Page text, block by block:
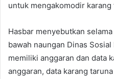
untuk mengakomodir
Hasbar menyebutkan
bawah naungan Dinas
memiliki anggaran dan data
anggaran, data karang